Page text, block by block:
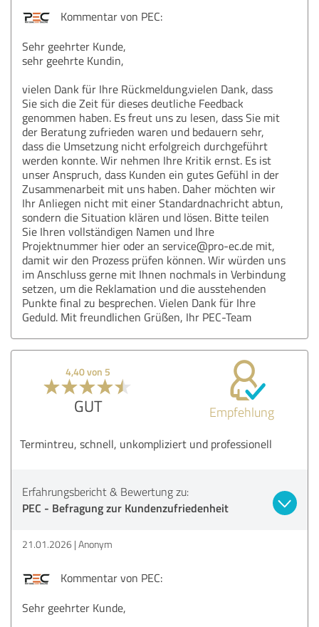
Kommentar von PEC:
Sehr geehrter Kunde,
sehr geehrte Kundin,
vielen Dank für Ihre Rückmeldung.vielen Dank, dass
Sie sich die Zeit für dieses deutliche Feedback
genommen haben. Es freut uns zu lesen, dass Sie mit
der Beratung zufrieden waren und bedauern sehr,
dass die Umsetzung nicht erfolgreich durchgeführt
werden konnte. Wir nehmen Ihre Kritik ernst. Es ist
unser Anspruch, dass Kunden ein gutes Gefühl in der
Zusammenarbeit mit uns haben. Daher möchten wir
Ihr Anliegen nicht mit einer Standardnachricht abtun,
sondern die Situation klären und lösen. Bitte teilen
Sie Ihren vollständigen Namen und Ihre
Projektnummer hier oder an service@pro-ec.de mit,
damit wir den Prozess prüfen können. Wir würden uns
im Anschluss gerne mit Ihnen nochmals in Verbindung
setzen, um die Reklamation und die ausstehenden
Punkte final zu besprechen. Vielen Dank für Ihre
Geduld. Mit freundlichen Grüßen, Ihr PEC-Team
4,40 von 5
GUT Empfehlung
Termintreu, schnell, unkompliziert und professionell
Erfahrungsbericht & Bewertung zu:
PEC - Befragung zur Kundenzufriedenheit
21.01.2026 Anonym
Kommentar von PEC:
Sehr geehrter Kunde,